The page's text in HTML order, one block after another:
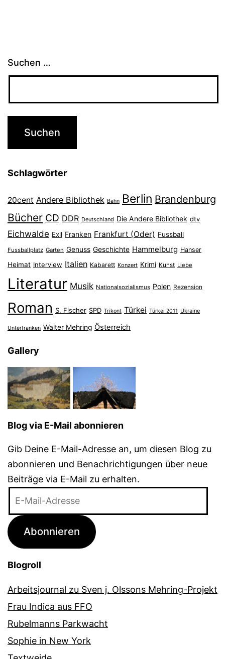
Suchen …
Schlagwörter
20cent Andere Bibliothek Bahn Berlin Brandenburg
Bücher CD DDR Deutschland Die Andere Bibliothek dtv
Eichwalde Exil Franken Frankfurt (Oder) Fussball
Fussballplatz Garten Genuss Geschichte Hammelburg Hanser
Heimat Interview Italien Kabarett Konzert Krimi Kunst Liebe
Literatur Musik Nationalsozialismus Polen Rezension
Roman S. Fischer SPD Trikont Türkei Türkei 2011 Ukraine
Unterfranken Walter Mehring Österreich
Gallery
Blog via E-Mail abonnieren
Gib Deine E-Mail-Adresse an, um diesen Blog zu
abonnieren und Benachrichtigungen über neue
Beiträge via E-Mail zu erhalten.
Adresse
Abonnieren
Blogroll
Arbeitsjournal zu Sven j. Olssons Mehring-Projekt
Frau Indica aus FFO
Rubelmanns Parkwacht
Sophie in New York